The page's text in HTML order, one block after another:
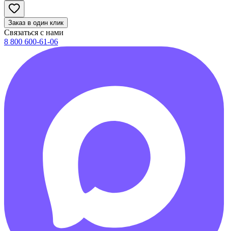
Заказ в один клик
Связаться с нами
8 800 600-61-06